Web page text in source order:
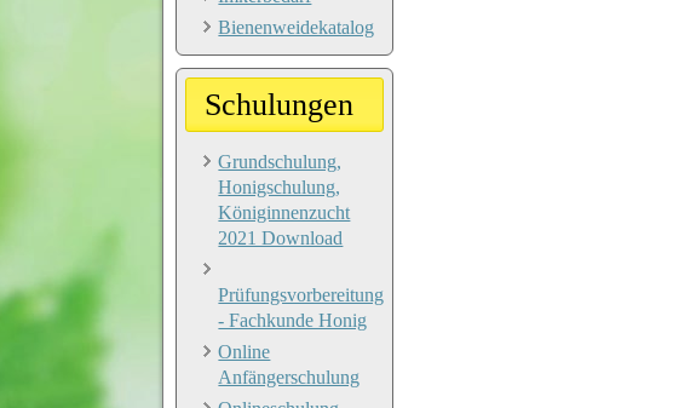
Bienenweidekatalog
Schulungen
Grundschulung,
Honigschulung,
Königinnenzucht
2021 Download
Prüfungsvorbereitung
- Fachkunde Honig
Online
Anfängerschulung